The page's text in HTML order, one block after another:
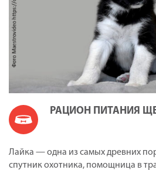
РАЦИОН ПИТАНИЯ
Лайка — одна из самых древних
спутник охотника, помощница в